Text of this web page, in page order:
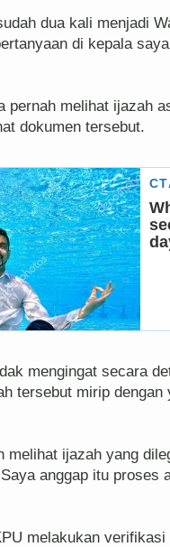
dua kali menjadi
di kepala
pernah melihat ijazah
dokumen tersebut.
mengingat secara
tersebut mirip
melihat ijazah yang
anggap itu proses
melakukan